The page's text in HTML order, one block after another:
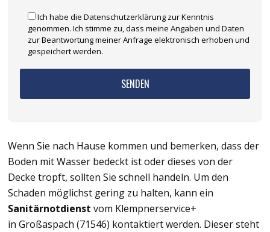
Ich habe die Datenschutzerklärung zur Kenntnis
genommen. Ich stimme zu, dass meine Angaben und Daten
zur Beantwortung meiner Anfrage elektronisch erhoben und
gespeichert werden.
Wenn Sie nach Hause kommen und bemerken, dass der
Boden mit Wasser bedeckt ist oder dieses von der
Decke tropft, sollten Sie schnell handeln. Um den
Schaden möglichst gering zu halten, kann ein
Sanitärnotdienst vom Klempnerservice+
in Großaspach (71546) kontaktiert werden. Dieser steht